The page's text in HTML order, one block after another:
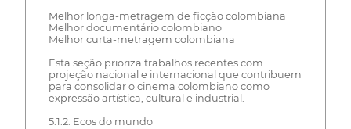
Melhor longa-metragem de ficção colombiana
Melhor documentário colombiano
Melhor curta-metragem colombiana
Esta seção prioriza trabalhos recentes com
projeção nacional e internacional que contribuem
para consolidar o cinema colombiano como
expressão artística, cultural e industrial.
5.1.2. Ecos do mundo